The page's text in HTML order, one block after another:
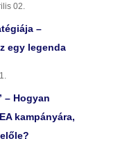
02.
–
egy legenda
– Hogyan
kampányára,